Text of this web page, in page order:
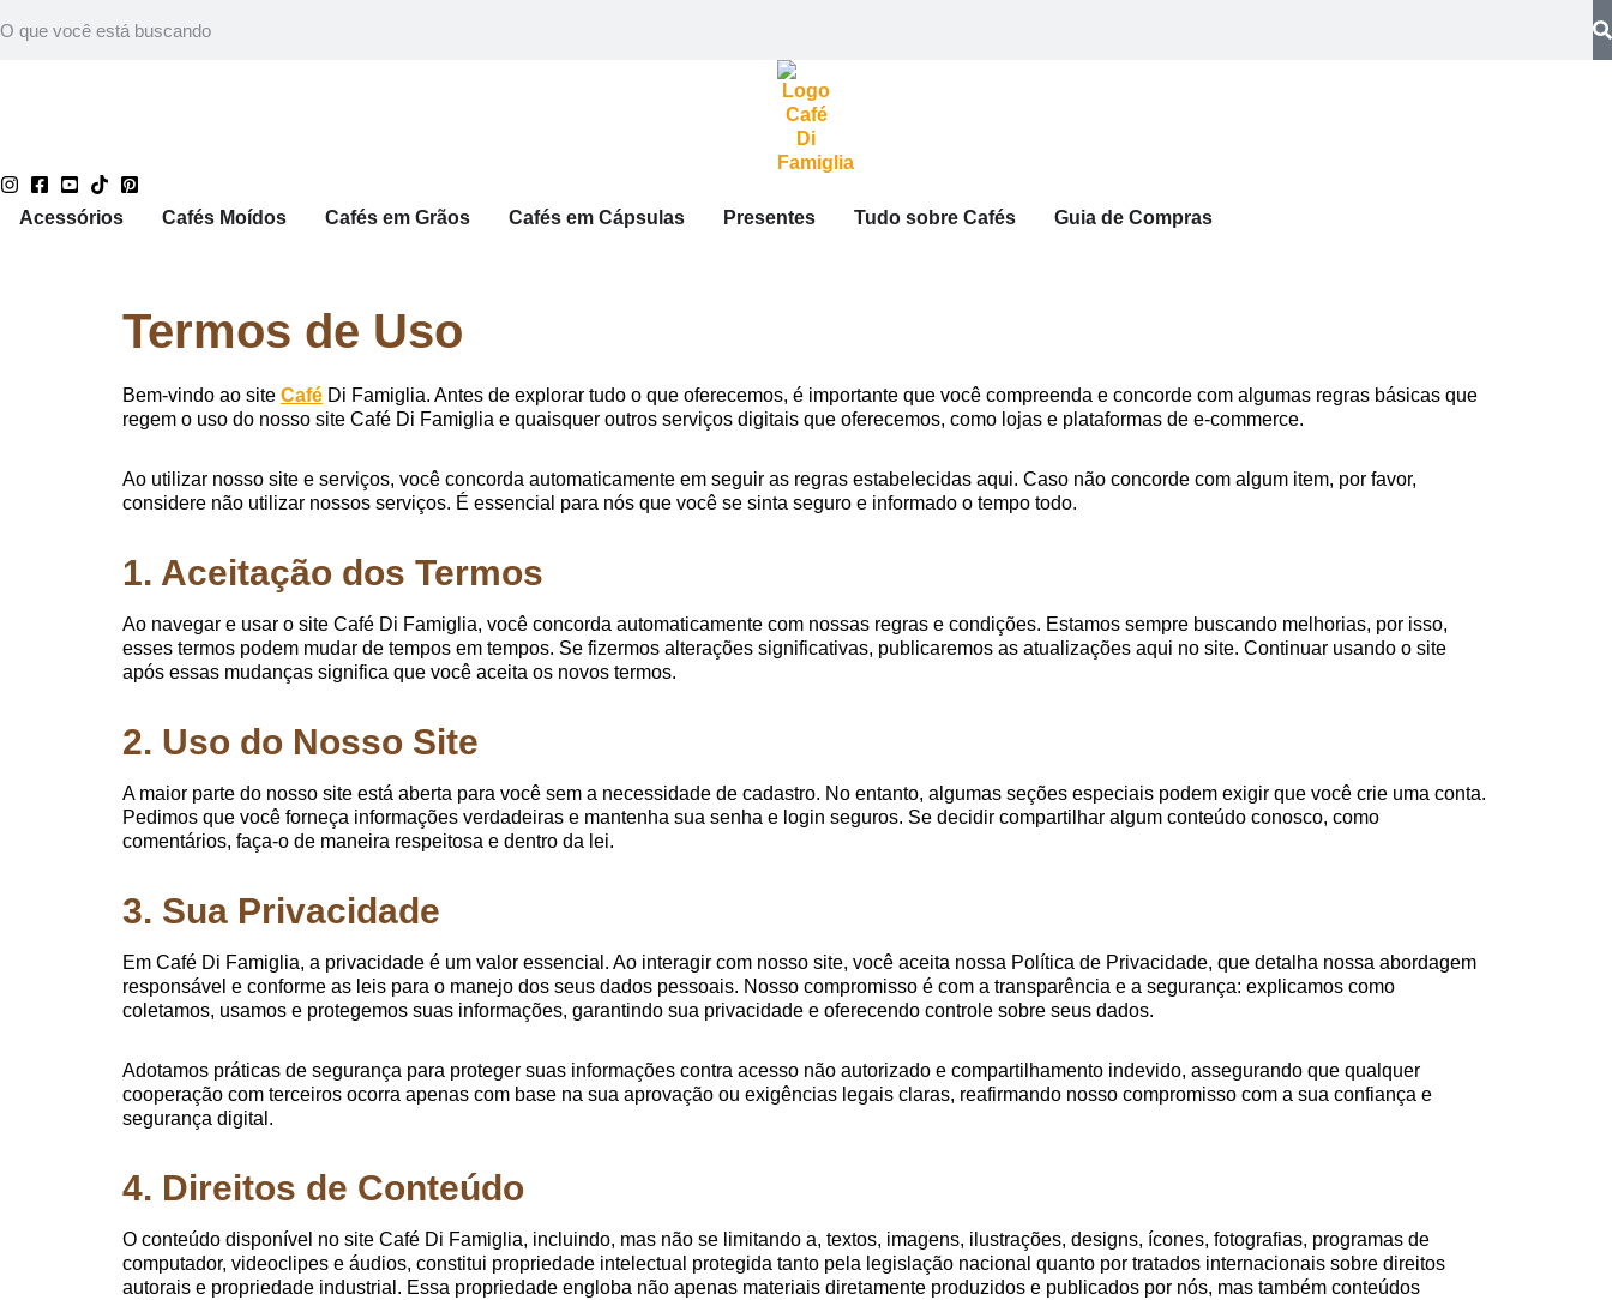
Acessórios Cafés Moídos Cafés em Grãos Cafés em Cápsulas Presentes Tudo sobre Cafés Guia de Compras
Termos de Uso
Bem-vindo ao site Café Di Famiglia. Antes de explorar tudo o que oferecemos, é importante que você compreenda e concorde com algumas regras básicas que
regem o uso do nosso site Café Di Famiglia e quaisquer outros serviços digitais que oferecemos, como lojas e plataformas de e-commerce.
Ao utilizar nosso site e serviços, você concorda automaticamente em seguir as regras estabelecidas aqui. Caso não concorde com algum item, por favor,
considere não utilizar nossos serviços. É essencial para nós que você se sinta seguro e informado o tempo todo.
1. Aceitação dos Termos
Ao navegar e usar o site Café Di Famiglia, você concorda automaticamente com nossas regras e condições. Estamos sempre buscando melhorias, por isso,
esses termos podem mudar de tempos em tempos. Se fizermos alterações significativas, publicaremos as atualizações aqui no site. Continuar usando o site
após essas mudanças significa que você aceita os novos termos.
2. Uso do Nosso Site
A maior parte do nosso site está aberta para você sem a necessidade de cadastro. No entanto, algumas seções especiais podem exigir que você crie uma conta.
Pedimos que você forneça informações verdadeiras e mantenha sua senha e login seguros. Se decidir compartilhar algum conteúdo conosco, como
comentários, faça-o de maneira respeitosa e dentro da lei.
3. Sua Privacidade
Em Café Di Famiglia, a privacidade é um valor essencial. Ao interagir com nosso site, você aceita nossa Política de Privacidade, que detalha nossa abordagem
responsável e conforme as leis para o manejo dos seus dados pessoais. Nosso compromisso é com a transparência e a segurança: explicamos como
coletamos, usamos e protegemos suas informações, garantindo sua privacidade e oferecendo controle sobre seus dados.
Adotamos práticas de segurança para proteger suas informações contra acesso não autorizado e compartilhamento indevido, assegurando que qualquer
cooperação com terceiros ocorra apenas com base na sua aprovação ou exigências legais claras, reafirmando nosso compromisso com a sua confiança e
segurança digital.
4. Direitos de Conteúdo
O conteúdo disponível no site Café Di Famiglia, incluindo, mas não se limitando a, textos, imagens, ilustrações, designs, ícones, fotografias, programas de
computador, videoclipes e áudios, constitui propriedade intelectual protegida tanto pela legislação nacional quanto por tratados internacionais sobre direitos
autorais e propriedade industrial. Essa propriedade engloba não apenas materiais diretamente produzidos e publicados por nós, mas também conteúdos